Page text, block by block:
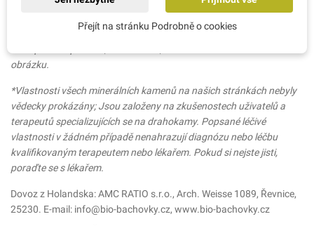
se, že stimuluje trávení a pomáhá při problémech se zácpou. Je také
považována za sexuálně stimulující, zejména pro muže.
obrázku.
*Vlastnosti všech minerálních kamenů na našich stránkách nebyly
vědecky prokázány; Jsou založeny na zkušenostech uživatelů a
terapeutů specializujících se na drahokamy. Popsané léčivé
vlastnosti v žádném případě nenahrazují diagnózu nebo léčbu
kvalifikovaným terapeutem nebo lékařem. Pokud si nejste jisti,
poraďte se s lékařem.
Dovoz z Holandska: AMC RATIO s.r.o., Arch. Weisse 1089, Řevnice,
25230. E-mail: info@bio-bachovky.cz, www.bio-bachovky.cz
Přejít na stránku Podrobně o cookies